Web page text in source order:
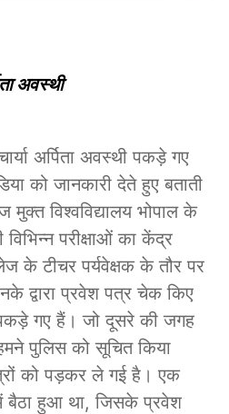
अवस्थी
अर्पिता अवस्थी पकड़े गए
को जानकारी देते हुए बताती
विश्वविद्यालय भोपाल के
विभिन्न परीक्षाओं का केंद्र
के टीचर पर्यवेक्षक के तौर पर
द्वारा प्रवेश पत्र चेक किए
गए हैं। जो दूसरे की जगह
पुलिस को सूचित किया
को पड़कर ले गई है। एक
में बैठा हुआ था, जिसके प्रवेश